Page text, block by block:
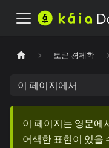
토큰 경제학
이 페이지에서
이 페이지는 영문에
어색한 표현이 있을